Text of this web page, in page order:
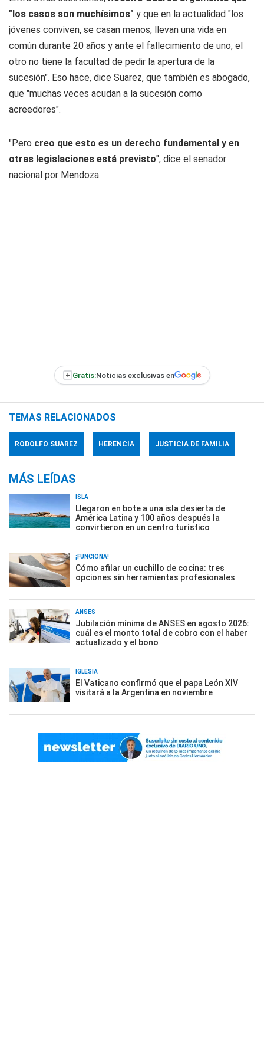
"los casos son muchísimos" y que en la actualidad "los
jóvenes conviven, se casan menos, llevan una vida en
común durante 20 años y ante el fallecimiento de uno, el
otro no tiene la facultad de pedir la apertura de la
sucesión". Eso hace, dice Suarez, que también es abogado,
que "muchas veces acudan a la sucesión como
acreedores".
"Pero creo que esto es un derecho fundamental y en
otras legislaciones está previsto", dice el senador
nacional por Mendoza.
+ Gratis:Noticias exclusivas en
TEMAS RELACIONADOS
RODOLFO SUAREZ HERENCIA JUSTICIA DE FAMILIA
MÁS LEÍDAS
ISLA
Llegaron en bote a una isla desierta de
América Latina y 100 años después la
convirtieron en un centro turístico
¡FUNCIONA!
Cómo afilar un cuchillo de cocina: tres
opciones sin herramientas profesionales
ANSES
Jubilación mínima de ANSES en agosto 2026:
cuál es el monto total de cobro con el haber
actualizado y el bono
IGLESIA
El Vaticano confirmó que el papa León XIV
visitará a la Argentina en noviembre